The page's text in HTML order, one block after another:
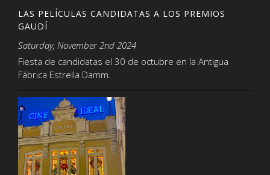
LAS PELÍCULAS CANDIDATAS A LOS PREMIOS
GAUDÍ
Saturday, November 2nd 2024
Fiesta de candidatas el 30 de octubre en la Antigua
Fábrica Estrella Damm.